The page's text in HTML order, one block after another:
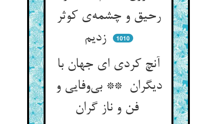
رحیق و چشمه‌ی کوثر
زدیم
1010
آنچ کردی ای جهان با
دیگران ** بی‌وفایی و
فن و ناز گران